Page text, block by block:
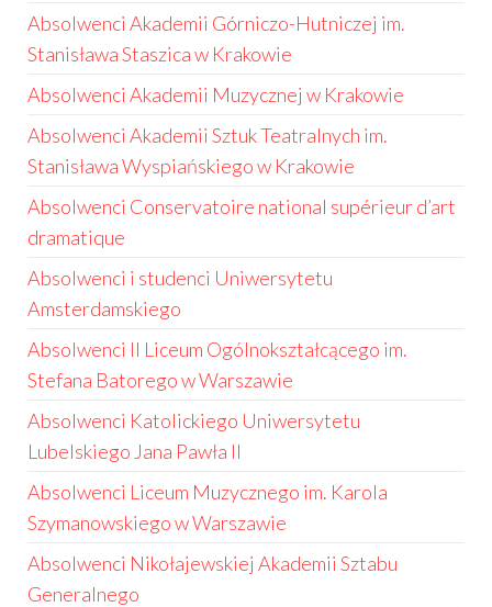
Absolwenci Akademii Górniczo-Hutniczej im.
Stanisława Staszica w Krakowie
Absolwenci Akademii Muzycznej w Krakowie
Absolwenci Akademii Sztuk Teatralnych im.
Stanisława Wyspiańskiego w Krakowie
Absolwenci Conservatoire national supérieur d’art
dramatique
Absolwenci i studenci Uniwersytetu
Amsterdamskiego
Absolwenci II Liceum Ogólnokształcącego im.
Stefana Batorego w Warszawie
Absolwenci Katolickiego Uniwersytetu
Lubelskiego Jana Pawła II
Absolwenci Liceum Muzycznego im. Karola
Szymanowskiego w Warszawie
Absolwenci Nikołajewskiej Akademii Sztabu
Generalnego